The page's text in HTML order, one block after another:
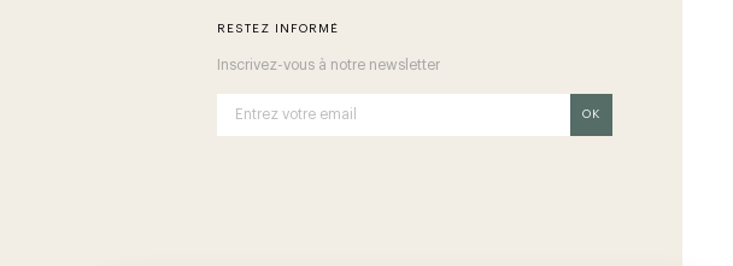
RESTEZ INFORMÉ
Inscrivez-vous à notre newsletter
OK